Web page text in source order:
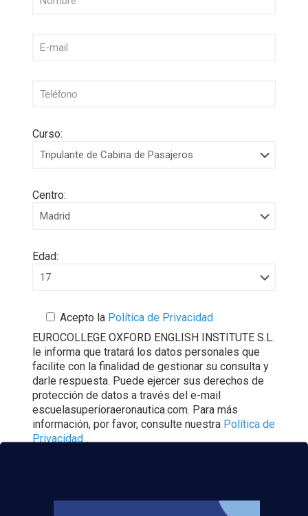
Curso:
Centro:
Edad:
Acepto laPolítica de Privacidad
EUROCOLLEGE OXFORD ENGLISH INSTITUTE S.L.
le informa que tratará los datos personales que
facilite con la finalidad de gestionar su consulta y
darle respuesta. Puede ejercer sus derechos de
protección de datos a través del e-mail
escuelasuperioraeronautica.com. Para más
información, por favor, consulte nuestra Política de
Privacidad .